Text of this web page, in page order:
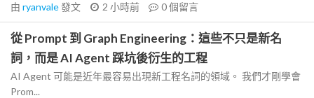
由 ryanvale發文 2 小時前 0個留言
從 Prompt 到 Graph Engineering：這些不只是新名
詞，而是 AI Agent 踩坑後衍生的工程
AI Agent 可能是近年最容易出現新工程名詞的領域。 我們才剛學會
Prom...